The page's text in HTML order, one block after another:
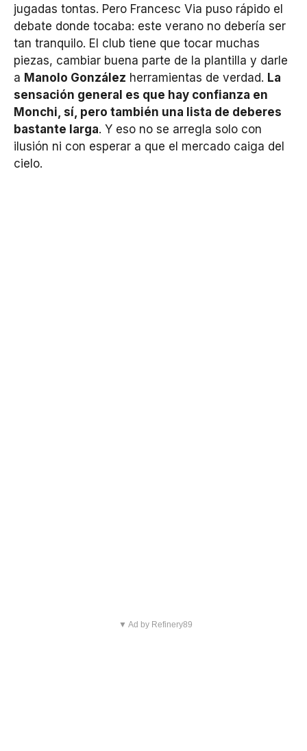
jugadas tontas. Pero Francesc Via puso rápido el
debate donde tocaba: este verano no debería ser
tan tranquilo. El club tiene que tocar muchas
piezas, cambiar buena parte de la plantilla y darle
a Manolo González herramientas de verdad. La
sensación general es que hay confianza en
Monchi, sí, pero también una lista de deberes
bastante larga. Y eso no se arregla solo con
ilusión ni con esperar a que el mercado caiga del
cielo.
▼ Ad by Refinery89